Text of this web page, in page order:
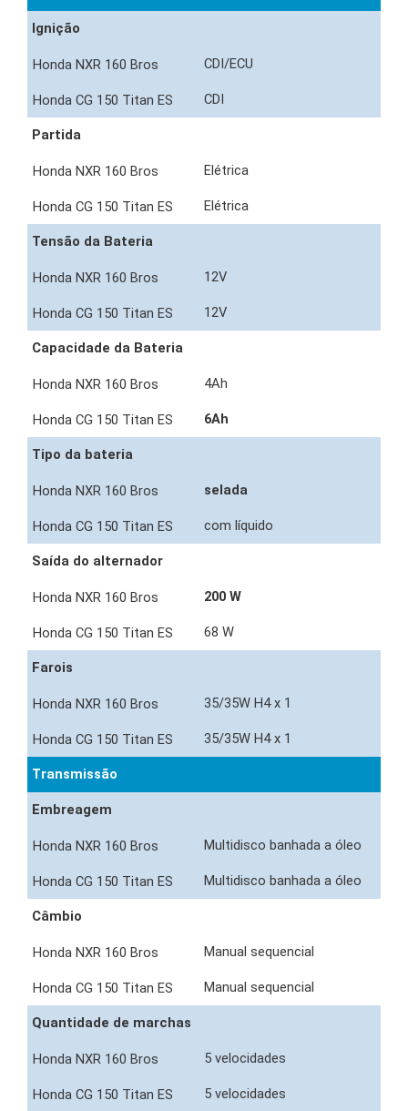
Ignição
CDI/ECU
CDI
Partida
Elétrica
Elétrica
Tensão da Bateria
12V
12V
Capacidade da Bateria
4Ah
6Ah
Tipo da bateria
selada
com líquido
Saída do alternador
200 W
68 W
Farois
35/35W H4 x 1
35/35W H4 x 1
Transmissão
Embreagem
Multidisco banhada a óleo
Multidisco banhada a óleo
Câmbio
Manual sequencial
Manual sequencial
Quantidade de marchas
5 velocidades
5 velocidades